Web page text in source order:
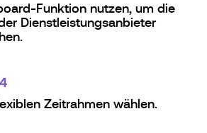
Funktion nutzen, um die
Dienstleistungsanbieter
Zeitrahmen wählen.